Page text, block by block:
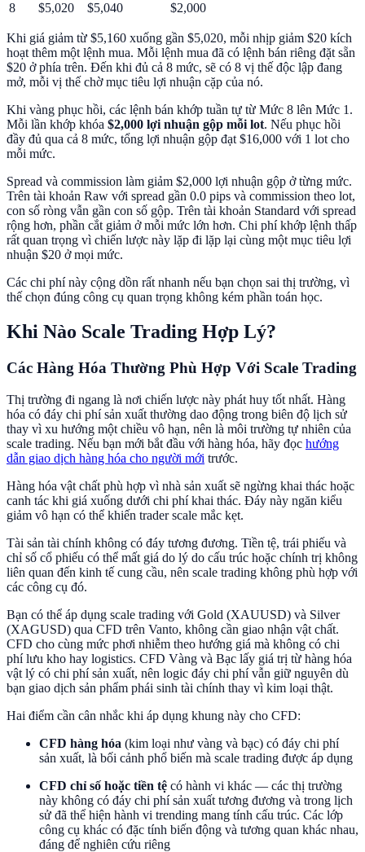
8
$5,020 $5,040 $2,000
Khi giá giảm từ $5,160 xuống gần $5,020, mỗi nhịp giảm $20 kích
hoạt thêm một lệnh mua. Mỗi lệnh mua đã có lệnh bán riêng đặt sẵn
$20 ở phía trên. Đến khi đủ cả 8 mức, sẽ có 8 vị thế độc lập đang
mở, mỗi vị thế chờ mục tiêu lợi nhuận cặp của nó.
Khi vàng phục hồi, các lệnh bán khớp tuần tự từ Mức 8 lên Mức 1.
Mỗi lần khớp khóa $2,000 lợi nhuận gộp mỗi lot. Nếu phục hồi
đầy đủ qua cả 8 mức, tổng lợi nhuận gộp đạt $16,000 với 1 lot cho
mỗi mức.
Spread và commission làm giảm $2,000 lợi nhuận gộp ở từng mức.
Trên tài khoản Raw với spread gần 0.0 pips và commission theo lot,
con số ròng vẫn gần con số gộp. Trên tài khoản Standard với spread
rộng hơn, phần cắt giảm ở mỗi mức lớn hơn. Chi phí khớp lệnh thấp
rất quan trọng vì chiến lược này lặp đi lặp lại cùng một mục tiêu lợi
nhuận $20 ở mọi mức.
Các chi phí này cộng dồn rất nhanh nếu bạn chọn sai thị trường, vì
thế chọn đúng công cụ quan trọng không kém phần toán học.
Khi Nào Scale Trading Hợp Lý?
Các Hàng Hóa Thường Phù Hợp Với Scale Trading
Thị trường đi ngang là nơi chiến lược này phát huy tốt nhất. Hàng
hóa có đáy chi phí sản xuất thường dao động trong biên độ lịch sử
thay vì xu hướng một chiều vô hạn, nên là môi trường tự nhiên của
scale trading. Nếu bạn mới bắt đầu với hàng hóa, hãy đọc hướng
dẫn giao dịch hàng hóa cho người mới trước.
Hàng hóa vật chất phù hợp vì nhà sản xuất sẽ ngừng khai thác hoặc
canh tác khi giá xuống dưới chi phí khai thác. Đáy này ngăn kiểu
giảm vô hạn có thể khiến trader scale mắc kẹt.
Tài sản tài chính không có đáy tương đương. Tiền tệ, trái phiếu và
chỉ số cổ phiếu có thể mất giá do lý do cấu trúc hoặc chính trị không
liên quan đến kinh tế cung cầu, nên scale trading không phù hợp với
các công cụ đó.
Bạn có thể áp dụng scale trading với Gold (XAUUSD) và Silver
(XAGUSD) qua CFD trên Vanto, không cần giao nhận vật chất.
CFD cho cùng mức phơi nhiễm theo hướng giá mà không có chi
phí lưu kho hay logistics. CFD Vàng và Bạc lấy giá trị từ hàng hóa
vật lý có chi phí sản xuất, nên logic đáy chi phí vẫn giữ nguyên dù
bạn giao dịch sản phẩm phái sinh tài chính thay vì kim loại thật.
Hai điểm cần cân nhắc khi áp dụng khung này cho CFD:
CFD hàng hóa (kim loại như vàng và bạc) có đáy chi phí
sản xuất, là bối cảnh phổ biến mà scale trading được áp dụng
CFD chỉ số hoặc tiền tệ có hành vi khác — các thị trường
này không có đáy chi phí sản xuất tương đương và trong lịch
sử đã thể hiện hành vi trending mang tính cấu trúc. Các lớp
công cụ khác có đặc tính biến động và tương quan khác nhau,
đáng để nghiên cứu riêng